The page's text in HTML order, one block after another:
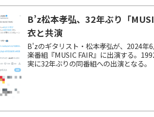
B’z松本孝弘、32年ぶり「
衣と共演
B'zのギタリスト・松本孝弘が、2024年
楽番組『MUSIC FAIR』に出演する。
実に32年ぶりの同番組への出演となる。